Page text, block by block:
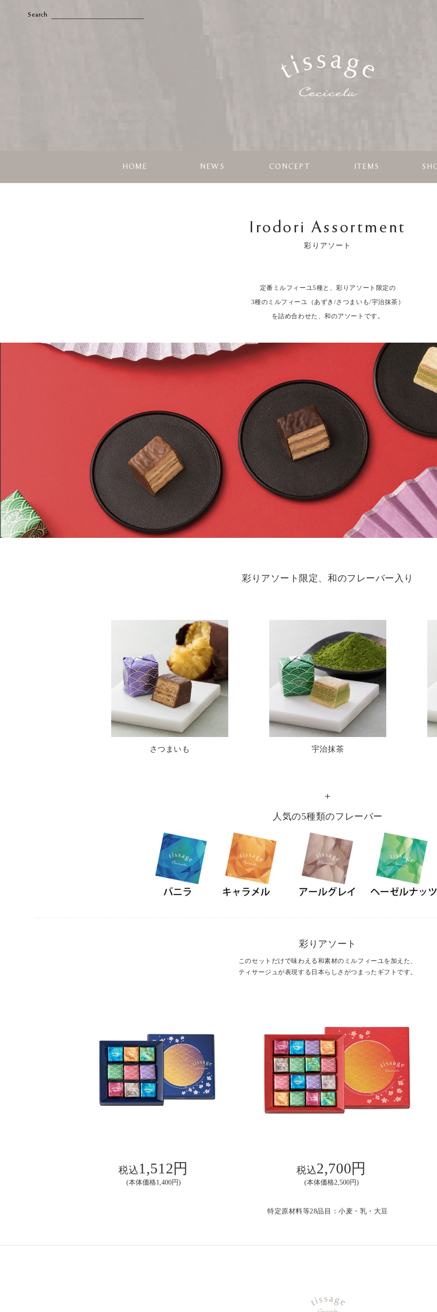
HOME NEWS CONCEPT ITEMS
Irodori Assortment
彩りアソート
定番ミルフィーユ5種と、彩りアソート限定の
3種のミルフィーユ（あずき/さつまいも/宇治抹茶）
を詰め合わせた、和のアソートです。
彩りアソート限定、和のフレーバー入り
さつまいも 宇治抹茶
＋
人気の5種類のフレーバー
彩りアソート
このセットだけで味わえる和素材のミルフィーユを加えた、
ティサージュが表現する日本らしさがつまったギフトです。
税込1,512円
(本体価格1,400円)
税込2,700円
(本体価格2,500円)
特定原材料等28品目：小麦・乳・大豆